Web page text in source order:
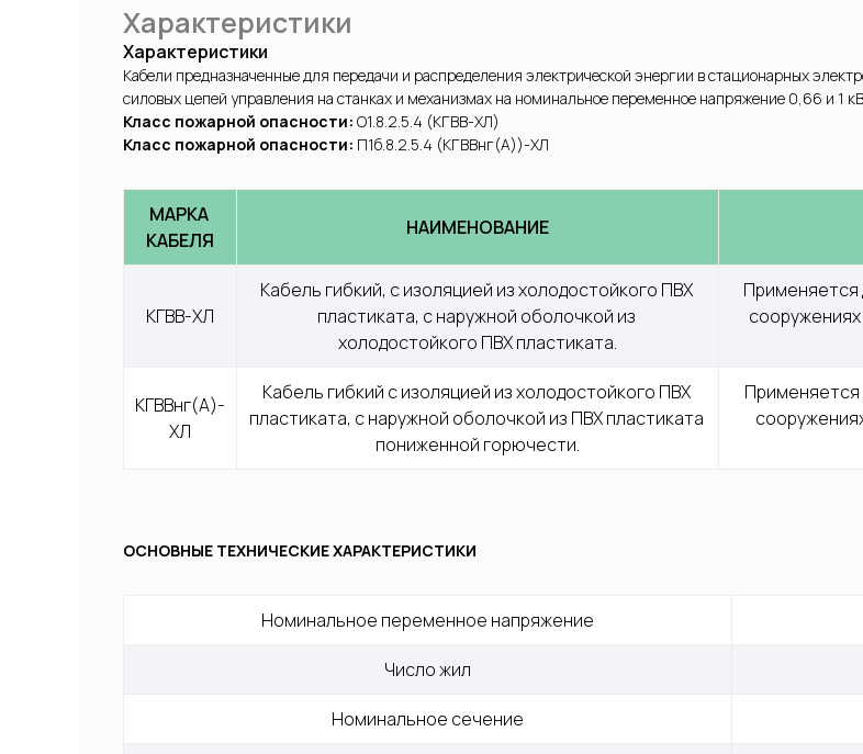
Характеристики
Характеристики
Кабели предназначенные для передачи и распределения электрической энергии в стационарных
силовых цепей управления на станках и механизмах на номинальное переменное напряжение 0,66 и 1
Класс пожарной опасности: О1.8.2.5.4 (КГВВ-ХЛ)
Класс пожарной опасности: П1б.8.2.5.4 (КГВВнг(А))-ХЛ
МАРКА
КАБЕЛЯ
НАИМЕНОВАНИЕ
КГВВ-ХЛ
Кабель гибкий, с изоляцией из холодостойкого ПВХ
пластиката, с наружной оболочкой из
холодостойкого ПВХ пластиката.
Применяется
КГВВнг(А)-
ХЛ
Кабель гибкий с изоляцией из холодостойкого ПВХ
пластиката, с наружной оболочкой из ПВХ пластиката
пониженной горючести.
Применяется
ОСНОВНЫЕ ТЕХНИЧЕСКИЕ ХАРАКТЕРИСТИКИ
Номинальное переменное напряжение
Число жил
Номинальное сечение